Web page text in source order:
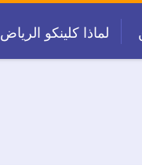
لماذا كلينكو الرياض